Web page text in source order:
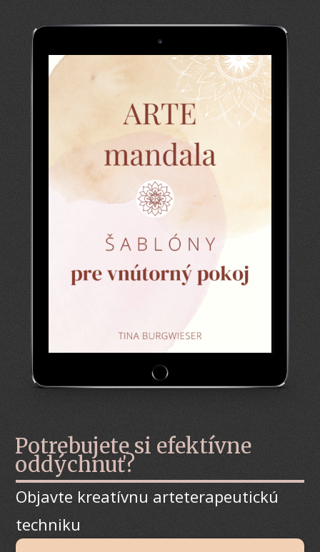
Potrebujete si efektívne
oddýchnuť?
Objavte kreatívnu arteterapeutickú
techniku